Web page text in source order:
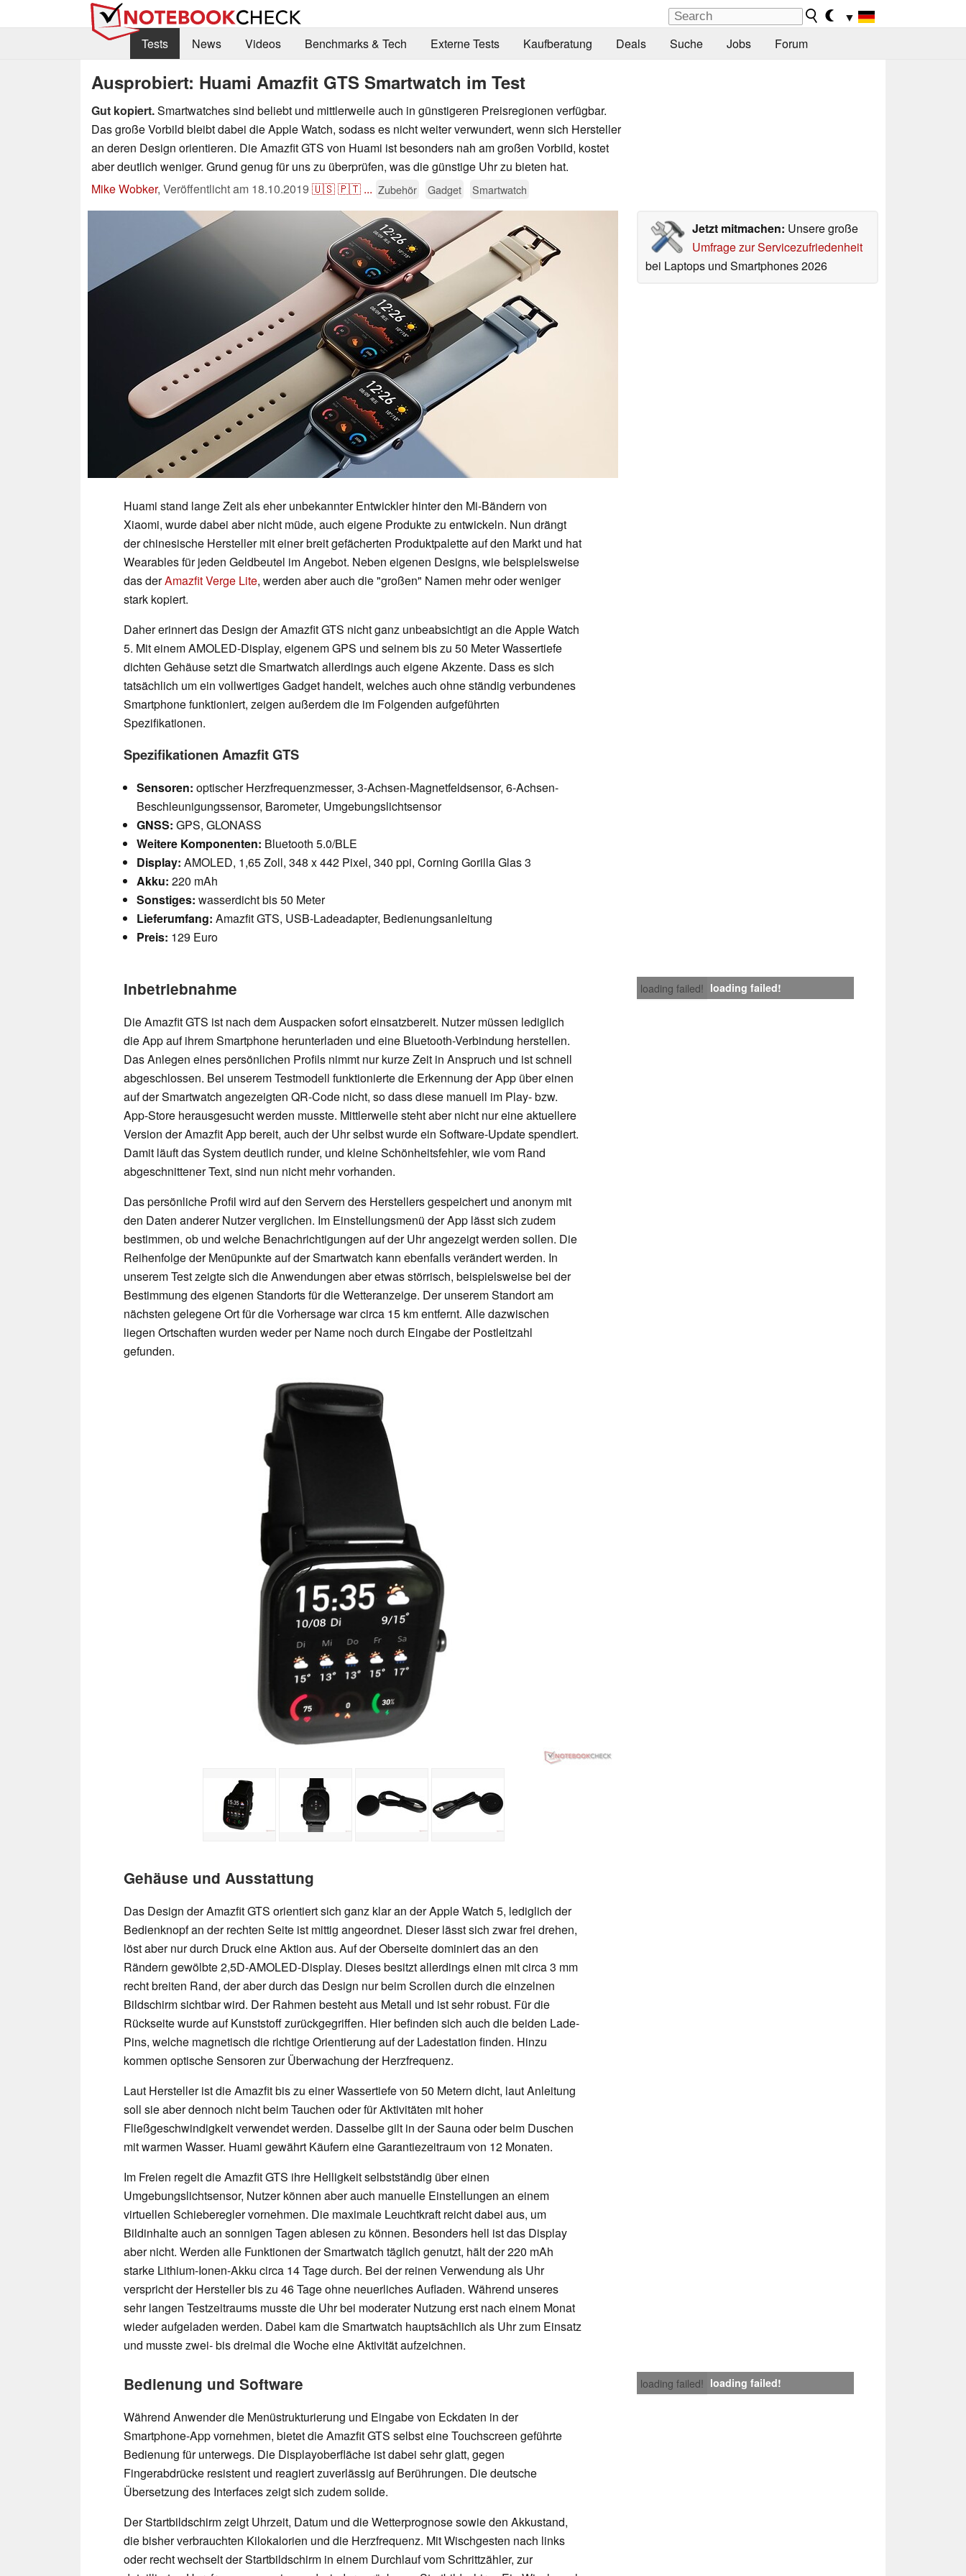
▼
Tests
News Videos Benchmarks & Tech Externe Tests Kaufberatung Deals Suche Jobs Forum
Ausprobiert: Huami Amazfit GTS Smartwatch im Test
Gut kopiert.Smartwatches sind beliebt und mittlerweile auch in günstigeren Preisregionen verfügbar.
Das große Vorbild bleibt dabei die Apple Watch, sodass es nicht weiter verwundert, wenn sich Hersteller
an deren Design orientieren. Die Amazfit GTS von Huami ist besonders nah am großen Vorbild, kostet
aber deutlich weniger. Grund genug für uns zu überprüfen, was die günstige Uhr zu bieten hat.
Mike Wobker, Veröffentlicht am 18.10.2019 🇺🇸🇵🇹 ... Zubehör Gadget Smartwatch
Jetzt mitmachen: Unsere große
Umfrage zur Servicezufriedenheit
bei Laptops und Smartphones 2026
Huami stand lange Zeit als eher unbekannter Entwickler hinter den Mi-Bändern von
Xiaomi, wurde dabei aber nicht müde, auch eigene Produkte zu entwickeln. Nun drängt
der chinesische Hersteller mit einer breit gefächerten Produktpalette auf den Markt und hat
Wearables für jeden Geldbeutel im Angebot. Neben eigenen Designs, wie beispielsweise
das derAmazfit Verge Lite, werden aber auch die "großen" Namen mehr oder weniger
stark kopiert.
Daher erinnert das Design der Amazfit GTS nicht ganz unbeabsichtigt an die Apple Watch
5. Mit einem AMOLED-Display, eigenem GPS und seinem bis zu 50 Meter Wassertiefe
dichten Gehäuse setzt die Smartwatch allerdings auch eigene Akzente. Dass es sich
tatsächlich um ein vollwertiges Gadget handelt, welches auch ohne ständig verbundenes
Smartphone funktioniert, zeigen außerdem die im Folgenden aufgeführten
Spezifikationen.
Spezifikationen Amazfit GTS
Sensoren: optischer Herzfrequenzmesser, 3-Achsen-Magnetfeldsensor, 6-Achsen-
Beschleunigungssensor, Barometer, Umgebungslichtsensor
GNSS: GPS, GLONASS
Weitere Komponenten: Bluetooth 5.0/BLE
Display: AMOLED, 1,65 Zoll, 348 x 442 Pixel, 340 ppi, Corning Gorilla Glas 3
Akku: 220 mAh
Sonstiges: wasserdicht bis 50 Meter
Lieferumfang: Amazfit GTS, USB-Ladeadapter, Bedienungsanleitung
Preis: 129 Euro
loading failed! loading failed!
Inbetriebnahme
Die Amazfit GTS ist nach dem Auspacken sofort einsatzbereit. Nutzer müssen lediglich
die App auf ihrem Smartphone herunterladen und eine Bluetooth-Verbindung herstellen.
Das Anlegen eines persönlichen Profils nimmt nur kurze Zeit in Anspruch und ist schnell
abgeschlossen. Bei unserem Testmodell funktionierte die Erkennung der App über einen
auf der Smartwatch angezeigten QR-Code nicht, so dass diese manuell im Play- bzw.
App-Store herausgesucht werden musste. Mittlerweile steht aber nicht nur eine aktuellere
Version der Amazfit App bereit, auch der Uhr selbst wurde ein Software-Update spendiert.
Damit läuft das System deutlich runder, und kleine Schönheitsfehler, wie vom Rand
abgeschnittener Text, sind nun nicht mehr vorhanden.
Das persönliche Profil wird auf den Servern des Herstellers gespeichert und anonym mit
den Daten anderer Nutzer verglichen. Im Einstellungsmenü der App lässt sich zudem
bestimmen, ob und welche Benachrichtigungen auf der Uhr angezeigt werden sollen. Die
Reihenfolge der Menüpunkte auf der Smartwatch kann ebenfalls verändert werden. In
unserem Test zeigte sich die Anwendungen aber etwas störrisch, beispielsweise bei der
Bestimmung des eigenen Standorts für die Wetteranzeige. Der unserem Standort am
nächsten gelegene Ort für die Vorhersage war circa 15 km entfernt. Alle dazwischen
liegen Ortschaften wurden weder per Name noch durch Eingabe der Postleitzahl
gefunden.
Gehäuse und Ausstattung
Das Design der Amazfit GTS orientiert sich ganz klar an der Apple Watch 5, lediglich der
Bedienknopf an der rechten Seite ist mittig angeordnet. Dieser lässt sich zwar frei drehen,
löst aber nur durch Druck eine Aktion aus. Auf der Oberseite dominiert das an den
Rändern gewölbte 2,5D-AMOLED-Display. Dieses besitzt allerdings einen mit circa 3 mm
recht breiten Rand, der aber durch das Design nur beim Scrollen durch die einzelnen
Bildschirm sichtbar wird. Der Rahmen besteht aus Metall und ist sehr robust. Für die
Rückseite wurde auf Kunststoff zurückgegriffen. Hier befinden sich auch die beiden Lade-
Pins, welche magnetisch die richtige Orientierung auf der Ladestation finden. Hinzu
kommen optische Sensoren zur Überwachung der Herzfrequenz.
Laut Hersteller ist die Amazfit bis zu einer Wassertiefe von 50 Metern dicht, laut Anleitung
soll sie aber dennoch nicht beim Tauchen oder für Aktivitäten mit hoher
Fließgeschwindigkeit verwendet werden. Dasselbe gilt in der Sauna oder beim Duschen
mit warmen Wasser. Huami gewährt Käufern eine Garantiezeitraum von 12 Monaten.
Im Freien regelt die Amazfit GTS ihre Helligkeit selbstständig über einen
Umgebungslichtsensor, Nutzer können aber auch manuelle Einstellungen an einem
virtuellen Schieberegler vornehmen. Die maximale Leuchtkraft reicht dabei aus, um
Bildinhalte auch an sonnigen Tagen ablesen zu können. Besonders hell ist das Display
aber nicht. Werden alle Funktionen der Smartwatch täglich genutzt, hält der 220 mAh
starke Lithium-Ionen-Akku circa 14 Tage durch. Bei der reinen Verwendung als Uhr
verspricht der Hersteller bis zu 46 Tage ohne neuerliches Aufladen. Während unseres
sehr langen Testzeitraums musste die Uhr bei moderater Nutzung erst nach einem Monat
wieder aufgeladen werden. Dabei kam die Smartwatch hauptsächlich als Uhr zum Einsatz
und musste zwei- bis dreimal die Woche eine Aktivität aufzeichnen.
loading failed! loading failed!
Bedienung und Software
Während Anwender die Menüstrukturierung und Eingabe von Eckdaten in der
Smartphone-App vornehmen, bietet die Amazfit GTS selbst eine Touchscreen geführte
Bedienung für unterwegs. Die Displayoberfläche ist dabei sehr glatt, gegen
Fingerabdrücke resistent und reagiert zuverlässig auf Berührungen. Die deutsche
Übersetzung des Interfaces zeigt sich zudem solide.
Der Startbildschirm zeigt Uhrzeit, Datum und die Wetterprognose sowie den Akkustand,
die bisher verbrauchten Kilokalorien und die Herzfrequenz. Mit Wischgesten nach links
oder recht wechselt der Startbildschirm in einem Durchlauf vom Schrittzähler, zur